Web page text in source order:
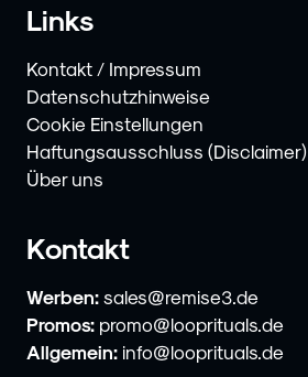
Links
Kontakt / Impressum
Datenschutzhinweise
Cookie Einstellungen
Haftungsausschluss (Disclaimer)
Über uns
Kontakt
Werben: sales@remise3.de
Promos: promo@looprituals.de
Allgemein: info@looprituals.de